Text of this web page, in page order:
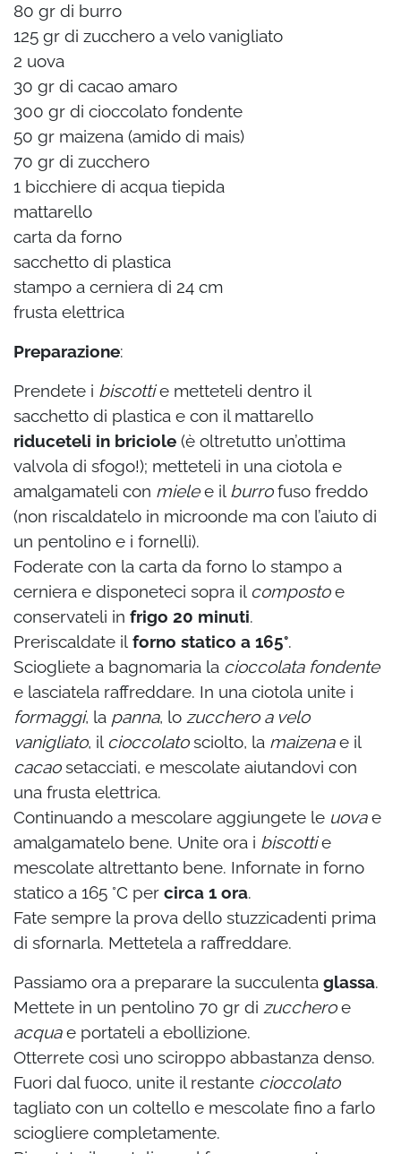
80 gr di burro
125 gr di zucchero a velo vanigliato
2 uova
30 gr di cacao amaro
300 gr di cioccolato fondente
50 gr maizena (amido di mais)
70 gr di zucchero
1 bicchiere di acqua tiepida
mattarello
carta da forno
sacchetto di plastica
stampo a cerniera di 24 cm
frusta elettrica
Preparazione:
Prendete i biscottie metteteli dentro il
sacchetto di plastica e con il mattarello
riduceteli in briciole (è oltretutto un’ottima
valvola di sfogo!); metteteli in una ciotola e
amalgamateli con mielee il burrofuso freddo
(non riscaldatelo in microonde ma con l’aiuto di
un pentolino e i fornelli).
Foderate con la carta da forno lo stampo a
cerniera e disponeteci sopra il compostoe
conservateli in frigo 20 minuti.
Preriscaldate il forno statico a 165°.
Sciogliete a bagnomaria la cioccolata fondente
e lasciatela raffreddare. In una ciotola unite i
formaggi, la panna, lo zucchero a velo
vanigliato, il cioccolatosciolto, la maizenae il
cacaosetacciati, e mescolate aiutandovi con
una frusta elettrica.
Continuando a mescolare aggiungete le uovae
amalgamatelo bene. Unite ora i biscottie
mescolate altrettanto bene. Infornate in forno
statico a 165 °C per circa 1 ora.
Fate sempre la prova dello stuzzicadenti prima
di sfornarla. Mettetela a raffreddare.
Passiamo ora a preparare la succulenta glassa.
Mettete in un pentolino 70 gr di zuccheroe
acquae portateli a ebollizione.
Otterrete così uno sciroppo abbastanza denso.
Fuori dal fuoco, unite il restante cioccolato
tagliato con un coltello e mescolate fino a farlo
sciogliere completamente.